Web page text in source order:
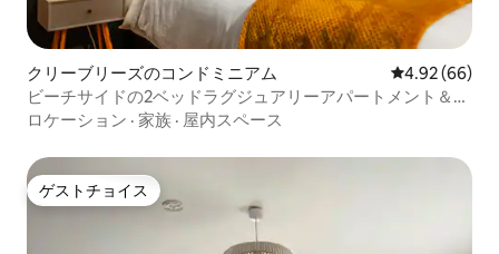
クリーブリーズのコンドミニアム レビュー66
4.92 (66)
ビーチサイドの2ベッドラグジュアリーアパートメント＆専
用庭
ロケーション · 家族 · 屋内スペース
ゲストチョイス
ゲストチョイス